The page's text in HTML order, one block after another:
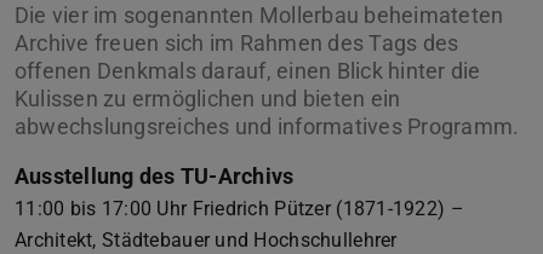
Die vier im sogenannten Mollerbau beheimateten
Archive freuen sich im Rahmen des Tags des
offenen Denkmals darauf, einen Blick hinter die
Kulissen zu ermöglichen und bieten ein
abwechslungsreiches und informatives Programm.
Ausstellung des TU-Archivs
11:00 bis 17:00 Uhr Friedrich Pützer (1871-1922) –
Architekt, Städtebauer und Hochschullehrer